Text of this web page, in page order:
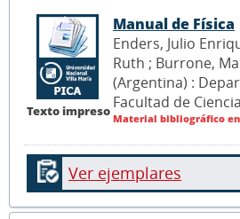
Texto impreso
Manual de Física
Enders, Julio
Ruth ; Burrone,
(Argentina) :
Facultad de
Material bibliográfico
Ver ejemplares